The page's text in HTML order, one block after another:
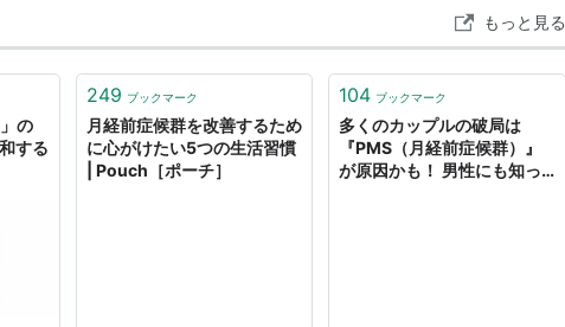
もっと見る
の
する
249 ブックマーク
月経前症候群を改善するため
に心がけたい5つの生活習慣
| Pouch［ポーチ］
104 ブックマーク
多くのカップルの破局は
『PMS（月経前症候群）』
が原因かも！ 男性にも知っ